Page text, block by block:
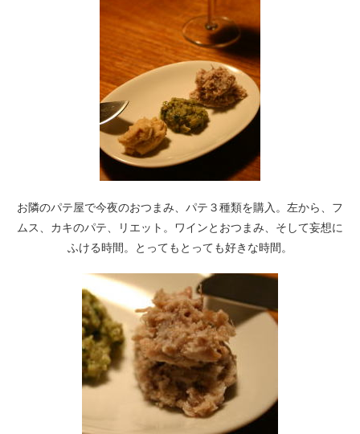
お隣のパテ屋で今夜のおつまみ、パテ３種類を購入。左から、フ
ムス、カキのパテ、リエット。ワインとおつまみ、そして妄想に
ふける時間。とってもとっても好きな時間。